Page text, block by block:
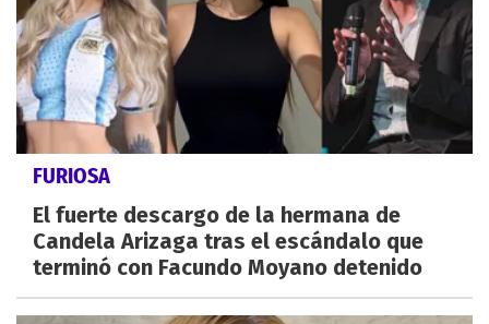
FURIOSA
El fuerte descargo de la hermana de
Candela Arizaga tras el escándalo que
terminó con Facundo Moyano detenido